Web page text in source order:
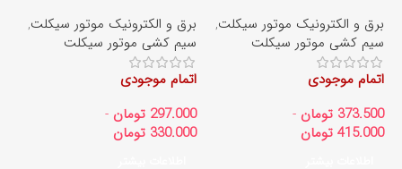
برق و الکترونیک موتور سیکلت,
سیم کشی موتور سیکلت
اتمام موجودی
373.500 تومان -
415.000 تومان
برق و الکترونیک موتور سیکلت,
سیم کشی موتور سیکلت
اتمام موجودی
297.000 تومان -
330.000 تومان